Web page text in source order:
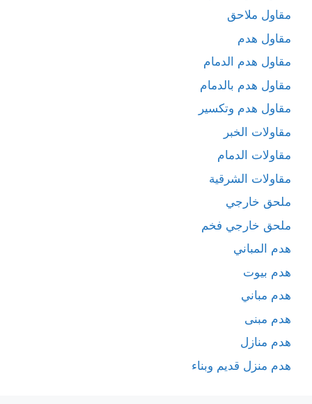
مقاول ملاحق
مقاول هدم
مقاول هدم الدمام
مقاول هدم بالدمام
مقاول هدم وتكسير
مقاولات الخبر
مقاولات الدمام
مقاولات الشرقية
ملحق خارجي
ملحق خارجي فخم
هدم المباني
هدم بيوت
هدم مباني
هدم مبنى
هدم منازل
هدم منزل قديم وبناء